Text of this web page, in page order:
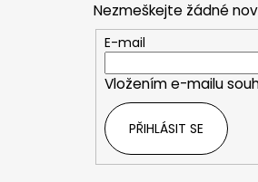
Nezmeškejte žádné
E-mail
Vložením e-mailu
PŘIHLÁSIT SE